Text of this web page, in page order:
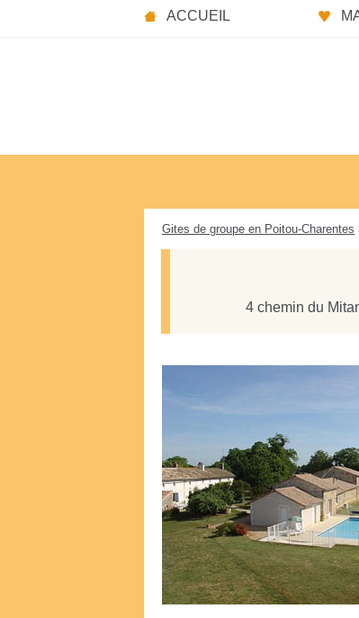
ACCUEIL
Gites de groupe en Poitou-Charentes
4 chemin du
Panneau de gestion des cookies